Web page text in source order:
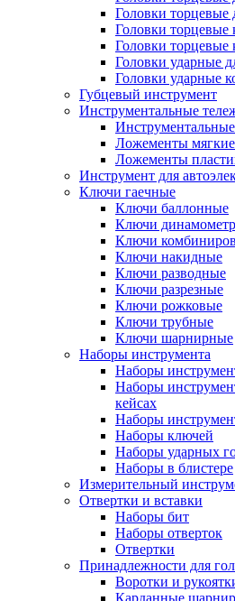
Головки торцевые
Головки торцевые
Головки торцевые
Головки ударные
Головки ударные
Губцевый инструмент
Инструментальные
Ложементы
Ложементы
Инструмент для
Ключи гаечные
Ключи баллонные
Ключи
Ключи
Ключи накидные
Ключи разводные
Ключи разрезные
Ключи рожковые
Ключи трубные
Ключи шарнирные
Наборы инструмента
Наборы
Наборы
кейсах
Наборы
Наборы ключей
Наборы ударных
Наборы в блистере
Измерительный
Отвертки и вставки
Наборы бит
Наборы отверток
Отвертки
Принадлежности для
Воротки и
Карданные